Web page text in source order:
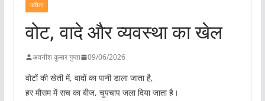
कविता
वोट, वादे और व्यवस्था का खेल
अवनीश कुमार गुप्ता 09/06/2026
वोटों की खेती में, वादों का पानी डाला जाता है,
हर मौसम में सच का बीज, चुपचाप जला दिया जाता है।